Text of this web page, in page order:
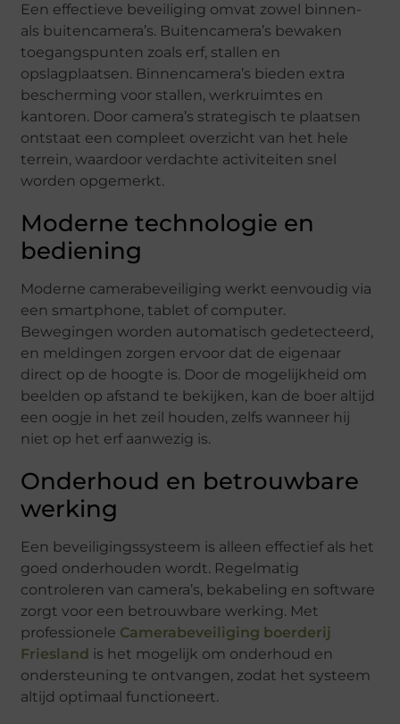
Een effectieve beveiliging omvat zowel binnen-
als buitencamera’s. Buitencamera’s bewaken
toegangspunten zoals erf, stallen en
opslagplaatsen. Binnencamera’s bieden extra
bescherming voor stallen, werkruimtes en
kantoren. Door camera’s strategisch te plaatsen
ontstaat een compleet overzicht van het hele
terrein, waardoor verdachte activiteiten snel
worden opgemerkt.
Moderne technologie en
bediening
Moderne camerabeveiliging werkt eenvoudig via
een smartphone, tablet of computer.
Bewegingen worden automatisch gedetecteerd,
en meldingen zorgen ervoor dat de eigenaar
direct op de hoogte is. Door de mogelijkheid om
beelden op afstand te bekijken, kan de boer altijd
een oogje in het zeil houden, zelfs wanneer hij
niet op het erf aanwezig is.
Onderhoud en betrouwbare
werking
Een beveiligingssysteem is alleen effectief als het
goed onderhouden wordt. Regelmatig
controleren van camera’s, bekabeling en software
zorgt voor een betrouwbare werking. Met
professionele Camerabeveiliging boerderij
Friesland is het mogelijk om onderhoud en
ondersteuning te ontvangen, zodat het systeem
altijd optimaal functioneert.